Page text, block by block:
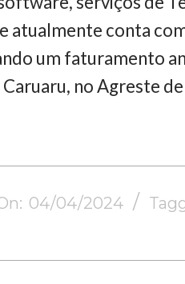
atualmente conta
um faturamento
no Agreste
04/04/2024